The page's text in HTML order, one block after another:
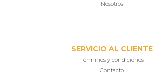
Nosotros
SERVICIO AL CLIENTE
Términos y condiciones
Contacto